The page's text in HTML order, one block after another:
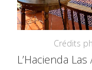
Crédits
L’Hacienda